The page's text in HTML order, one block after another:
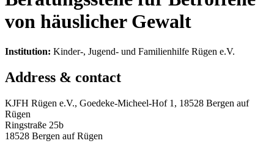
von häuslicher Gewalt
Institution: Kinder-, Jugend- und Familienhilfe Rügen e.V.
Address & contact
KJFH Rügen e.V., Goedeke-Micheel-Hof 1, 18528 Bergen auf
Rügen
Ringstraße 25b
18528 Bergen auf Rügen